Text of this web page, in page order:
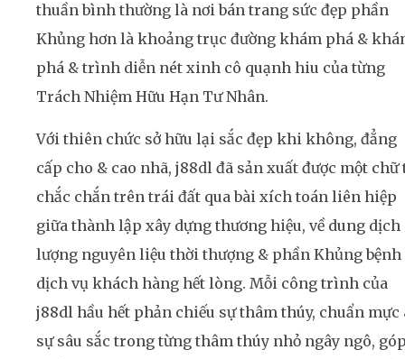
thuần bình thường là nơi bán trang sức đẹp phần
Khủng hơn là khoảng trục đường khám phá &
phá & trình diễn nét xinh cô quạnh hiu của từng
Trách Nhiệm Hữu Hạn Tư Nhân.
Với thiên chức sở hữu lại sắc đẹp khi không, đẳng
cấp cho & cao nhã, j88dl đã sản xuất được một chữ
chắc chắn trên trái đất qua bài xích toán liên hiệp
giữa thành lập xây dựng thương hiệu, về dung dịch
lượng nguyên liệu thời thượng & phần Khủng bệnh
dịch vụ khách hàng hết lòng. Mỗi công trình của
j88dl hầu hết phản chiếu sự thâm thúy, chuẩn mực
sự sâu sắc trong từng thâm thúy nhỏ ngây ngô,